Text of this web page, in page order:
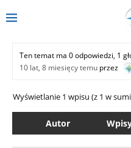
Ten temat ma 0 odpowiedzi, 1
10 lat, 8 miesięcy temu przez
Wyświetlanie 1 wpisu (z 1 w
Autor